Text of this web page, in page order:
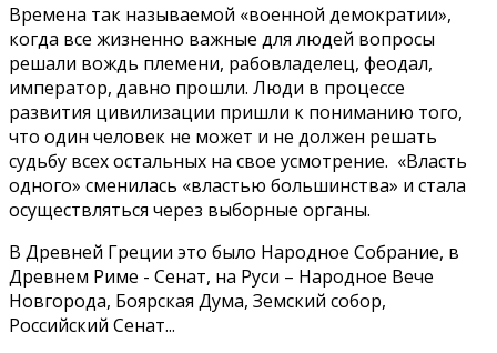
Времена так называемой «военной демократии»,
когда все жизненно важные для людей вопросы
решали вождь племени, рабовладелец, феодал,
император, давно прошли. Люди в процессе
развития цивилизации пришли к пониманию того,
что один человек не может и не должен решать
судьбу всех остальных на свое усмотрение. «Власть
одного» сменилась «властью большинства» и стала
осуществляться через выборные органы.
В Древней Греции это было Народное Собрание, в
Древнем Риме - Сенат, на Руси – Народное Вече
Новгорода, Боярская Дума, Земский собор,
Российский Сенат...